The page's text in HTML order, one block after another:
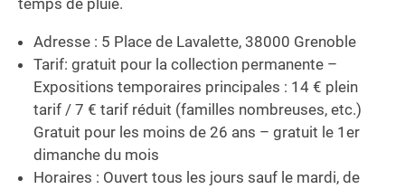
Adresse : 5 Place de Lavalette, 38000 Grenoble
Tarif: gratuit pour la collection permanente –
Expositions temporaires principales : 14 € plein
tarif / 7 € tarif réduit (familles nombreuses, etc.)
Gratuit pour les moins de 26 ans – gratuit le 1er
dimanche du mois
Horaires : Ouvert tous les jours sauf le mardi, de